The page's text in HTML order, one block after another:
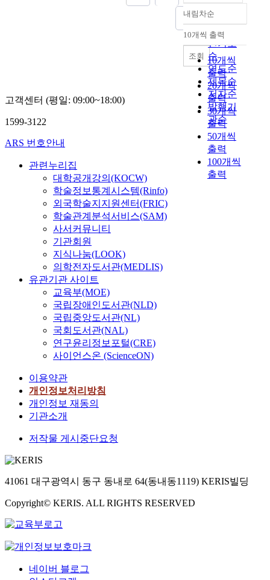
정확도
순
인기도
순
연도순
제목순
저자순
발행기
관순
내림차순
내림차순
10개씩 출력
10개씩
출력
20개씩
출력
30개씩
출력
50개씩
출력
100개씩
출력
조회
고객센터 (평일: 09:00~18:00)
1599-3122
ARS 번호안내
관련누리집
대학공개강의(KOCW)
학술정보통계시스템(Rinfo)
외국학술지지원센터(FRIC)
학술관계분석서비스(SAM)
사서커뮤니티
기관회원
지식나눔(LOOK)
의학전자도서관(MEDLIS)
유관기관 사이트
교육부(MOE)
국립장애인도서관(NLD)
국립중앙도서관(NL)
국회도서관(NAL)
연구윤리정보포털(CRE)
사이언스온 (ScienceON)
이용약관
개인정보처리방침
개인정보 재동의
기관소개
저작물 게시중단요청
41061 대구광역시 동구 동내로 64(동내동1119) KERIS빌딩
Copyright© KERIS. ALL RIGHTS RESERVED
네이버 블로그